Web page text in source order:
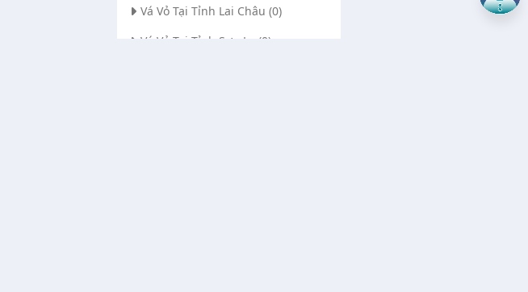
Vá Vỏ Tại Tỉnh Lai Châu (0)
Vá Vỏ Tại Tỉnh Sơn La (0)